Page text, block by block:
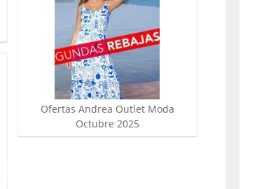
Ofertas Andrea Outlet Moda
Octubre 2025